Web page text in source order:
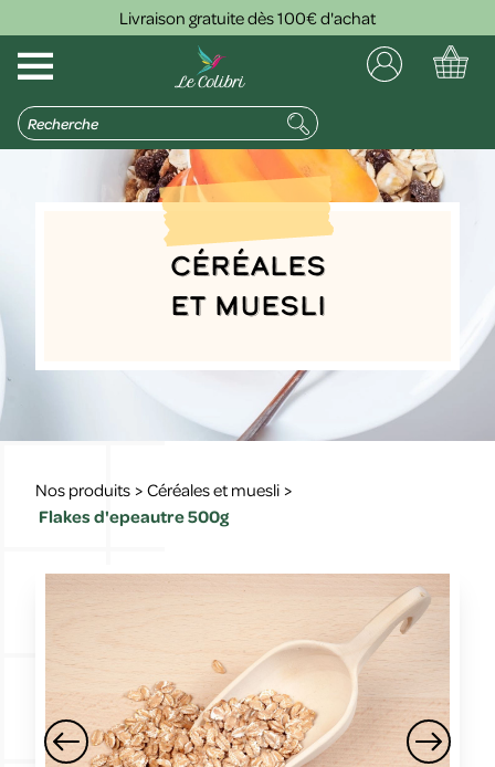
Livraison gratuite dès 100€ d'achat
Céréales
et muesli
Nos produits > Céréales et muesli >
Flakes d'epeautre 500g